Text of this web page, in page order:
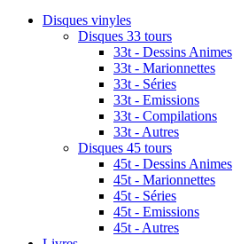
Disques vinyles
Disques 33 tours
33t - Dessins Animes
33t - Marionnettes
33t - Séries
33t - Emissions
33t - Compilations
33t - Autres
Disques 45 tours
45t - Dessins Animes
45t - Marionnettes
45t - Séries
45t - Emissions
45t - Autres